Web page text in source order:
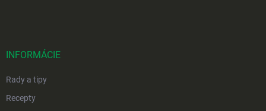
INFORMÁCIE
Rady a tipy
Recepty